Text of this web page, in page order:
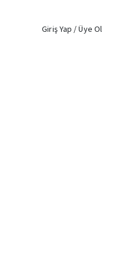
Giriş Yap / Üye Ol